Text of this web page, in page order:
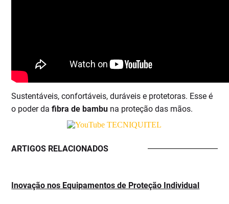
Sustentáveis, confortáveis, duráveis e protetoras. Esse é
o poder dafibra de bambu na proteção das mãos.
ARTIGOS RELACIONADOS
Inovação nos Equipamentos de Proteção Individual